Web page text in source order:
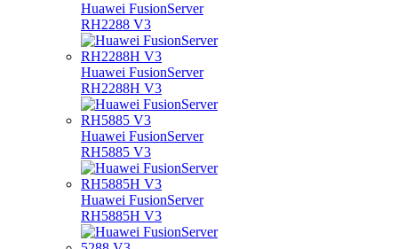
Huawei FusionServer
RH2288 V3
Huawei FusionServer
RH2288H V3
Huawei FusionServer
RH5885 V3
Huawei FusionServer
RH5885H V3